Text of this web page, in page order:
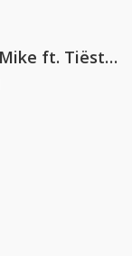
Dimitri Vegas & Like Mike ft. Tiësto, W&W & Dido